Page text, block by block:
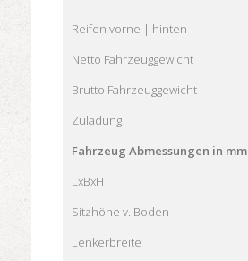
Reifen vorne | hinten
Netto Fahrzeuggewicht
Brutto Fahrzeuggewicht
Zuladung
Fahrzeug Abmessungen in mm
LxBxH
Sitzhöhe v. Boden
Lenkerbreite